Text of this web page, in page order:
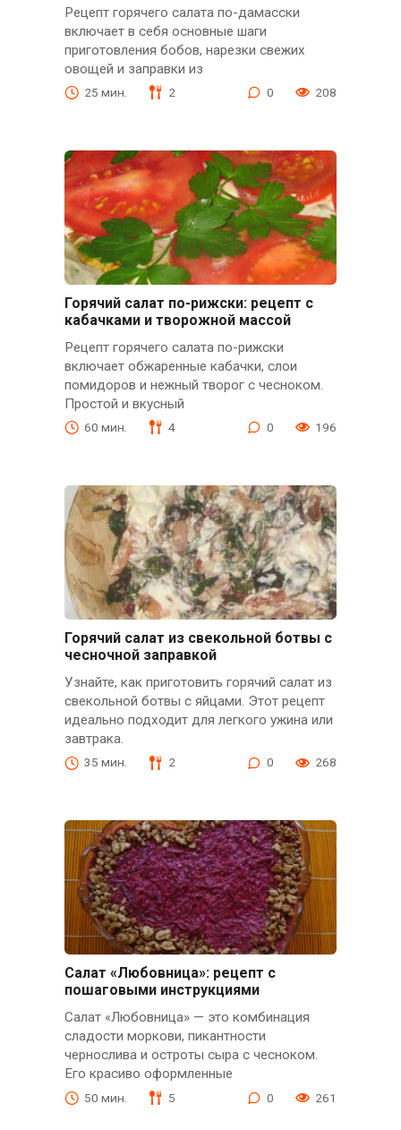
Рецепт горячего салата по-дамасски
включает в себя основные шаги
приготовления бобов, нарезки свежих
овощей и заправки из
25 мин. 2 0 208
Горячий салат по-рижски: рецепт с
кабачками и творожной массой
Рецепт горячего салата по-рижски
включает обжаренные кабачки, слои
помидоров и нежный творог с чесноком.
Простой и вкусный
60 мин. 4 0 196
Горячий салат из свекольной ботвы с
чесночной заправкой
Узнайте, как приготовить горячий салат из
свекольной ботвы с яйцами. Этот рецепт
идеально подходит для легкого ужина или
завтрака.
35 мин. 2 0 268
Салат «Любовница»: рецепт с
пошаговыми инструкциями
Салат «Любовница» — это комбинация
сладости моркови, пикантности
чернослива и остроты сыра с чесноком.
Его красиво оформленные
50 мин. 5 0 261